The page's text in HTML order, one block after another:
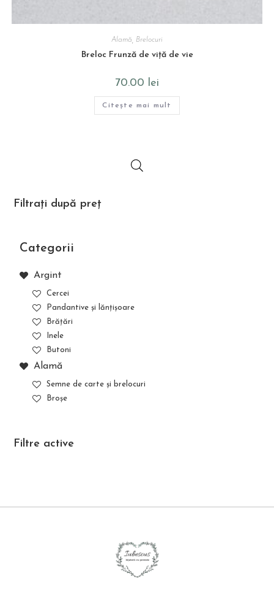
Alamă Brelocuri
Breloc Frunză de viță de vie
70.00 lei
Citește mai mult
Filtrați după preț
Categorii
Argint
Cercei
Pandantive și lănțișoare
Brățări
Inele
Butoni
Alamă
Semne de carte și brelocuri
Broșe
Filtre active